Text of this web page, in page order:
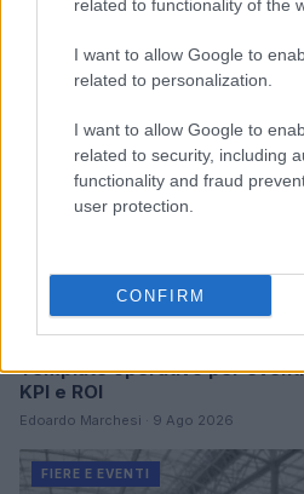
related to functionality of the
I want to allow Google to
related to personalization.
I want to allow Google to
related to security, including
functionality and fraud
user protection.
CONFIRM
Template operativo per
KPI e ROI
Edoardo Marchesi · 9 Ago 2026
FIERE E EVENTI